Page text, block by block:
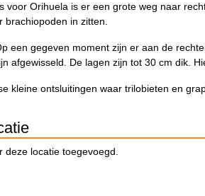
voor Orihuela is er een grote weg naar
in zitten.
een gegeven moment zijn er aan de
afgewisseld. De lagen zijn tot 30 cm dik.
kleine ontsluitingen waar trilobieten en
locatie toegevoegd.